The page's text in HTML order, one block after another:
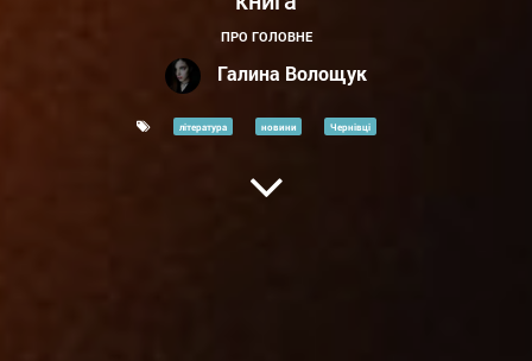
ПРО ГОЛОВНЕ
Галина Волощук
література новини Чернівці